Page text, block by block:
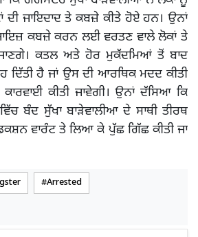
ਦੀ ਜਾਇਦਾਦ ਤੇ ਕਬਜ਼ੇ ਕੀਤੇ ਹੋਏ ਹਨ। ਉਨਾਂ
ਕਬਜ਼ੇ ਕਰਨ ਲਈ ਵਰਤਣ ਵਾਲੇ ਲੋਕਾਂ ਤੇ
ਕਤਲ ਅਤੇ ਹੋਰ ਮੁਕੱਦਮਿਆਂ ਤੋਂ ਬਾਦ
ਦਿੱਤੀ ਹੈ ਜਾਂ ਉਸ ਦੀ ਆਰਥਿਕ ਮਦਦ ਕੀਤੀ
ਕੀਤੀ ਜਾਵੇਗੀ। ਉਨਾਂ ਦੱਸਿਆ ਕਿ
ਬੰਦ ਸੁੱਖਾ ਬਾੜੇਵਾਲੀਆ ਦੇ ਸਾਥੀ ਤੀਰਥ
ਵਾਰੰਟ ਤੇ ਲਿਆ ਕੇ ਪੁੱਛ ਗਿੱਛ ਕੀਤੀ ਜਾ
Arrested